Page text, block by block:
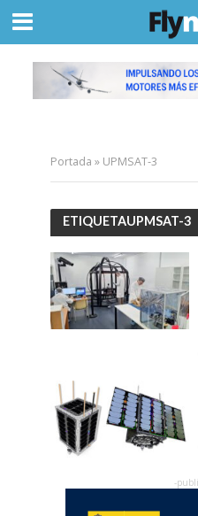
Portada » UPMSAT-3
ETIQUETAUPMSAT-3